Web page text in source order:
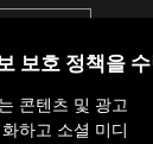
보호 정책을
콘텐츠 및 광고
하고 소셜 미디